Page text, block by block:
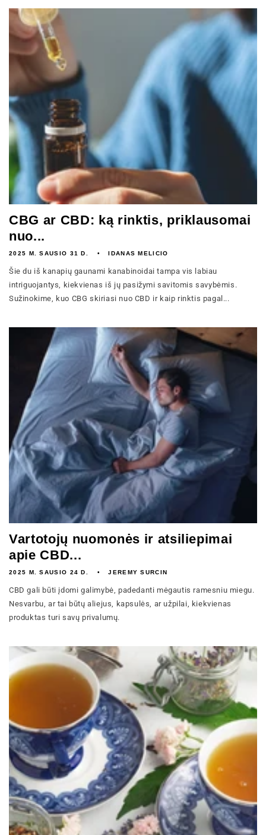
CBG ar CBD: ką rinktis, priklausomai
nuo...
2025 M. SAUSIO 31 D. IDANAS MELICIO
Šie du iš kanapių gaunami kanabinoidai tampa vis labiau
intriguojantys, kiekvienas iš jų pasižymi savitomis savybėmis.
Sužinokime, kuo CBG skiriasi nuo CBD ir kaip rinktis pagal...
Vartotojų nuomonės ir atsiliepimai
apie CBD...
2025 M. SAUSIO 24 D. JEREMY SURCIN
CBD gali būti įdomi galimybė, padedanti mėgautis ramesniu miegu.
Nesvarbu, ar tai būtų aliejus, kapsulės, ar užpilai, kiekvienas
produktas turi savų privalumų.